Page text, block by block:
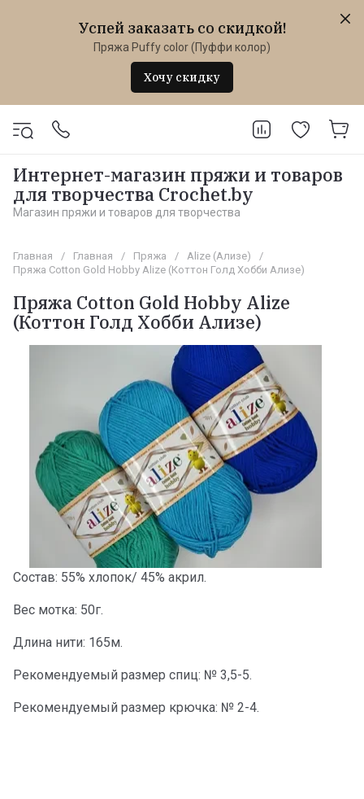
Успей заказать со скидкой!
Пряжа Puffy color (Пуффи колор)
Хочу скидку
Интернет-магазин пряжи и товаров
для творчества Crochet.by
Магазин пряжи и товаров для творчества
Главная / Главная / Пряжа / Alize (Ализе)
/
Пряжа Cotton Gold Hobby Alize (Коттон Голд Хобби Ализе)
Пряжа Cotton Gold Hobby Alize
(Коттон Голд Хобби Ализе)
Состав: 55% хлопок/ 45% акрил.
Вес мотка: 50г.
Длина нити: 165м.
Рекомендуемый размер спиц: № 3,5-5.
Рекомендуемый размер крючка: № 2-4.